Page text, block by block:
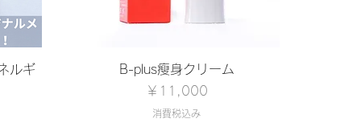
ルギ クイックビュー
B-plus瘦身クリーム
価格
￥11,000
消費税込み